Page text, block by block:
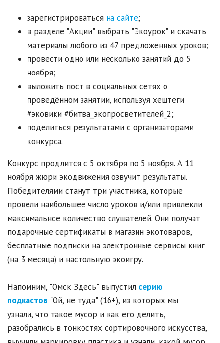
зарегистрироваться на сайте;
в разделе "Акции" выбрать "Экоурок" и скачать
материалы любого из 47 предложенных уроков;
провести одно или несколько занятий до 5
ноября;
выложить пост в социальных сетях о
проведённом занятии, используя хештеги
#эковики #битва_экопросветителей_2;
поделиться результатами с организаторами
конкурса.
Конкурс продлится с 5 октября по 5 ноября. А 11
ноября жюри экодвижения озвучит результаты.
Победителями станут три участника, которые
провели наибольшее число уроков и/или привлекли
максимальное количество слушателей. Они получат
подарочные сертификаты в магазин экотоваров,
бесплатные подписки на электронные сервисы книг
(на 3 месяца) и настольную экоигру.
Напомним, "Омск Здесь" выпустил серию
подкастов "Ой, не туда" (16+), из которых мы
узнали, что такое мусор и как его делить,
разобрались в тонкостях сортировочного искусства,